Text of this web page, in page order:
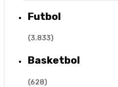
Futbol
(3.833)
Basketbol
(628)